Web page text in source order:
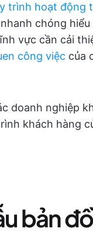
trình hoạt động
chóng hiểu
vực cần cải
công việc của
doanh nghiệp
khách hàng
bản